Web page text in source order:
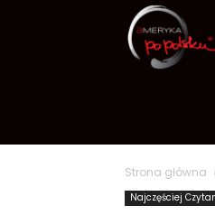
Strona główna
Najczęściej